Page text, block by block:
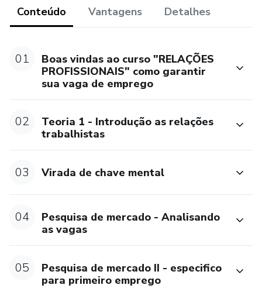
• Linguagem e comportamentos
• Recolocação no mercado de Trabalho
• Analise de currículos e geração do currículo pessoal
correto e direcionado
• Garantindo sucesso em dinâmicas de grupo
• Progressão Profissional - Como ser um excelente
profissional no dia a dia
Conteúdo Vantagens Detalhes
01
Boas vindas ao curso "RELAÇÕES
PROFISSIONAIS" como garantir
sua vaga de emprego
02
Teoria 1 - Introdução as relações
trabalhistas
03 Virada de chave mental
04
Pesquisa de mercado - Analisando
as vagas
05
Pesquisa de mercado II - especifico
para primeiro emprego